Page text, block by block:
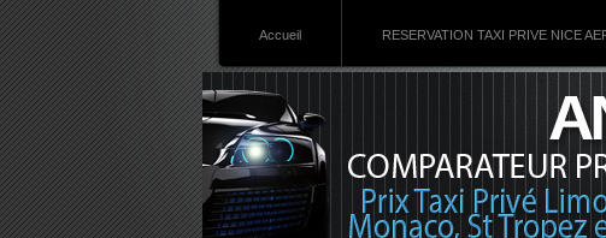
Accueil RESERVATION TAXI PRIVE NICE